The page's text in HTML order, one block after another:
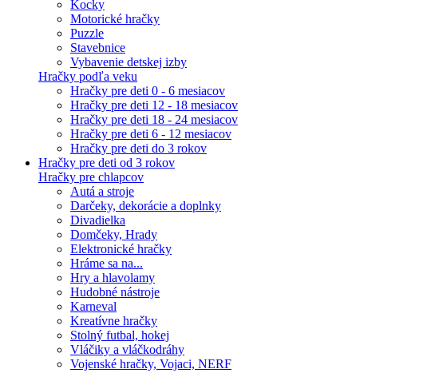
Kocky
Motorické hračky
Puzzle
Stavebnice
Vybavenie detskej izby
Hračky podľa veku
Hračky pre deti 0 - 6 mesiacov
Hračky pre deti 12 - 18 mesiacov
Hračky pre deti 18 - 24 mesiacov
Hračky pre deti 6 - 12 mesiacov
Hračky pre deti do 3 rokov
Hračky pre deti od 3 rokov
Hračky pre chlapcov
Autá a stroje
Darčeky, dekorácie a doplnky
Divadielka
Domčeky, Hrady
Elektronické hračky
Hráme sa na...
Hry a hlavolamy
Hudobné nástroje
Karneval
Kreatívne hračky
Stolný futbal, hokej
Vláčiky a vláčkodráhy
Vojenské hračky, Vojaci, NERF